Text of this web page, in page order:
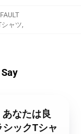
ャツ,
なたは良
ックTシャ